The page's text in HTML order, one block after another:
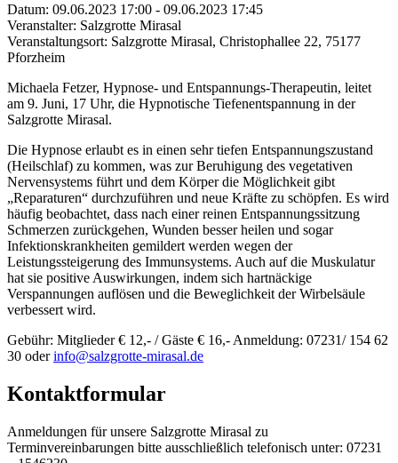
Datum: 09.06.2023 17:00 - 09.06.2023 17:45
Veranstalter: Salzgrotte Mirasal
Veranstaltungsort: Salzgrotte Mirasal, Christophallee 22, 75177
Pforzheim
Michaela Fetzer, Hypnose- und Entspannungs-Therapeutin, leitet
am 9. Juni, 17 Uhr, die Hypnotische Tiefenentspannung in der
Salzgrotte Mirasal.
Die Hypnose erlaubt es in einen sehr tiefen Entspannungszustand
(Heilschlaf) zu kommen, was zur Beruhigung des vegetativen
Nervensystems führt und dem Körper die Möglichkeit gibt
„Reparaturen“ durchzuführen und neue Kräfte zu schöpfen. Es wird
häufig beobachtet, dass nach einer reinen Entspannungssitzung
Schmerzen zurückgehen, Wunden besser heilen und sogar
Infektionskrankheiten gemildert werden wegen der
Leistungssteigerung des Immunsystems. Auch auf die Muskulatur
hat sie positive Auswirkungen, indem sich hartnäckige
Verspannungen auflösen und die Beweglichkeit der Wirbelsäule
verbessert wird.
Gebühr: Mitglieder € 12,- / Gäste € 16,- Anmeldung: 07231/ 154 62
30 oderinfo@salzgrotte-mirasal.de
Kontaktformular
Anmeldungen für unsere Salzgrotte Mirasal zu
Terminvereinbarungen bitte ausschließlich telefonisch unter: 07231